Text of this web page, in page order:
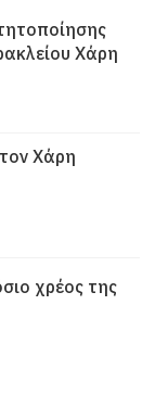
Χάρη
Χάρη
χρέος της